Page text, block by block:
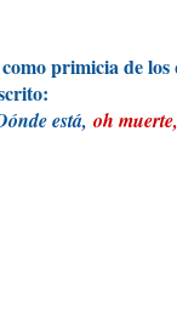
primicia de los
está, oh muerte,